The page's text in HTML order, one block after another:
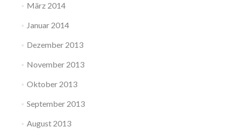
März 2014
Januar 2014
Dezember 2013
November 2013
Oktober 2013
September 2013
August 2013